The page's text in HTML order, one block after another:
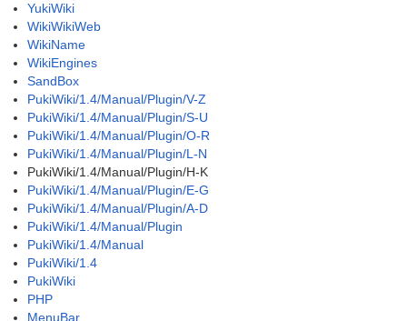
YukiWiki
WikiWikiWeb
WikiName
WikiEngines
SandBox
PukiWiki/1.4/Manual/Plugin/V-Z
PukiWiki/1.4/Manual/Plugin/S-U
PukiWiki/1.4/Manual/Plugin/O-R
PukiWiki/1.4/Manual/Plugin/L-N
PukiWiki/1.4/Manual/Plugin/H-K
PukiWiki/1.4/Manual/Plugin/E-G
PukiWiki/1.4/Manual/Plugin/A-D
PukiWiki/1.4/Manual/Plugin
PukiWiki/1.4/Manual
PukiWiki/1.4
PukiWiki
PHP
MenuBar